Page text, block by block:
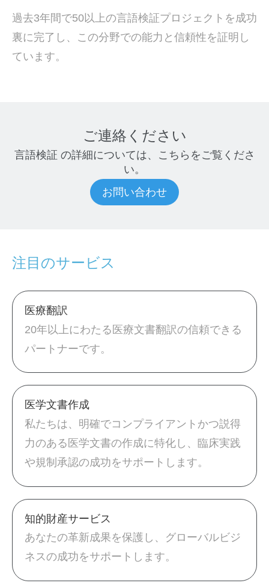
過去3年間で50以上の言語検証プロジェクトを成功
裏に完了し、この分野での能力と信頼性を証明し
ています。
ご連絡ください
言語検証 の詳細については、こちらをご覧くださ
い。
お問い合わせ
注目のサービス
医療翻訳
20年以上にわたる医療文書翻訳の信頼できる
パートナーです。
医学文書作成
私たちは、明確でコンプライアントかつ説得
力のある医学文書の作成に特化し、臨床実践
や規制承認の成功をサポートします。
知的財産サービス
あなたの革新成果を保護し、グローバルビジ
ネスの成功をサポートします。